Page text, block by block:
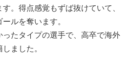
。得点感覚もずば抜けていて、
ルを奪います。
たタイプの選手で、高卒で海外
ました。